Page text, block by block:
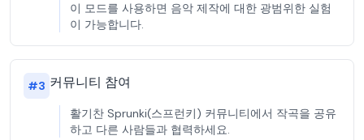
이 모드를 사용하면 음악 제작에 대한 광범위한 실험
이 가능합니다.
#3 커뮤니티 참여
활기찬 Sprunki(스프런키) 커뮤니티에서 작곡을 공유
하고 다른 사람들과 협력하세요.